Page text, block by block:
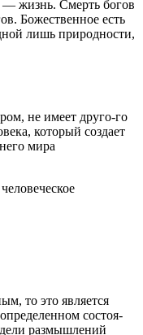
— жизнь. Смерть богов
Божественное есть
лишь природности,
не имеет друго-го
который создает
мира
то это является
состоя-
размышлений